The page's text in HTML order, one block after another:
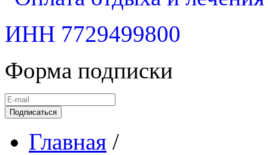
ИНН 7729499800
Форма подписки
Подписаться
Главная /